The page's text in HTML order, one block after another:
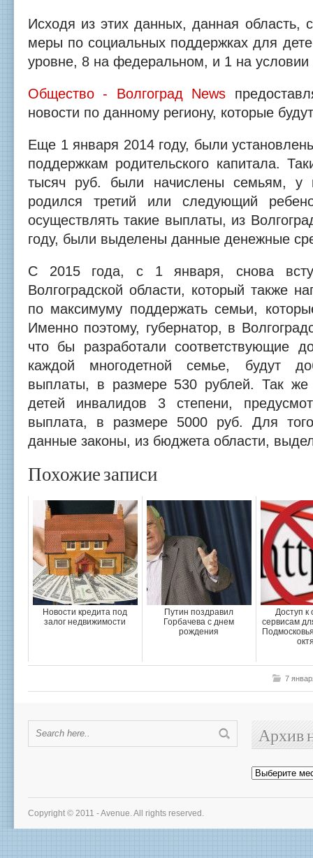
Исходя из этих данных, данная область,
меры по социальных поддержках для
уровне, 8 на федеральном, и 1 на
Общество - Волгоград News
новости по данному региону, которые
Еще 1 января 2014 году, были
поддержкам родительского капитала.
тысяч руб. были начислены семьям, у
родился третий или следующий
осуществлять такие выплаты, из
году, были выделены данные денежные
С 2015 года, с 1 января, снова
Волгоградской области, который также
по максимуму поддержать семьи,
Именно поэтому, губернатор, в
что бы разработали соответствующие
каждой многодетной семье, будут
выплаты, в размере 530 рублей. Так
детей инвалидов 3 степени,
выплата, в размере 5000 руб. Для
данные законы, из бюджета области,
Похожие записи
Новости кредита под
залог недвижимости
Путин поздравил
Горбачева с днем
рождения
Доступ к
сервисам
7
Архив
Архив
новостей
Copyright © 2011 - Avenue. All rights reserved.